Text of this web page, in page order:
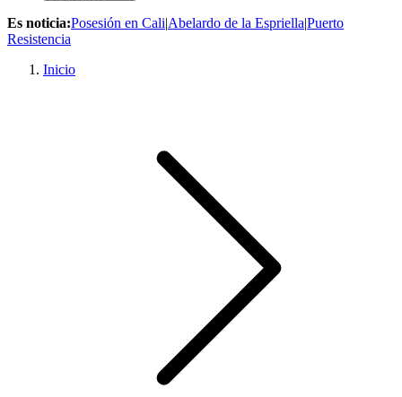
Es noticia:Posesión en Cali|Abelardo de la Espriella|Puerto
Resistencia
Inicio